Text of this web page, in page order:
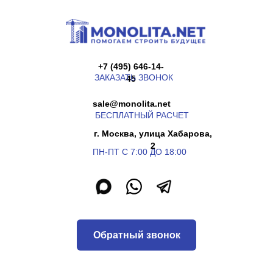
г. Москва, улица Хабарова,
ПН-ПТ С 7:00 ДО 18:00
45
ЗАКАЗАТЬ ЗВОНОК
БЕСПЛАТНЫЙ РАСЧЕТ